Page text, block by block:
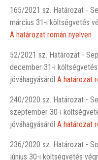
165/2021 sz. Határozat -
március 31-i költségvetés
A határozat román nyelven
52/2021 sz. Határozat -
december 31-i
jóváhagyásáról A határozat
240/2020 sz. Határozat -
szeptember 30-i
jóváhagyásáról A határozat
236/2020 sz. Határozat -
június 30-i költségvetés